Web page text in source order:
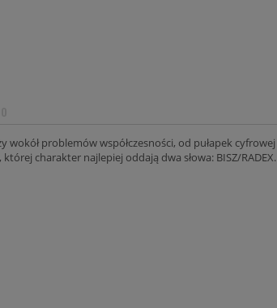
problemów współczesności, od pułapek cyfrowej
charakter najlepiej oddają dwa słowa: BISZ/RADEX.
99,00 zł